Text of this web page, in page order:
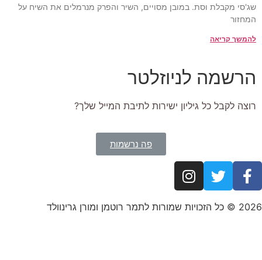
שג'סי מקבלת וסת. במובן מסויים, השיר והפרק מנרמלים את השיח על
המחזור
להמשך קריאה
הרשמה לניוזלטר
רוצה לקבל כל גיליון ישירות לתיבת המייל שלך?
פה נרשמות
2026 © כל הזכויות שמורות לתמר רוטמן ומורן גרינוולד